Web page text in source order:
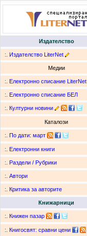
Издателство
:. Издателство LiterNet
Медии
:. Електронно списание LiterNet
:. Електронно списание БЕЛ
:. Културни новини
Каталози
:. По дати: март
:. Електронни книги
:. Раздели / Рубрики
:. Автори
:. Критика за авторите
Книжарници
:. Книжен пазар
:. Книгосвят: сравни цени